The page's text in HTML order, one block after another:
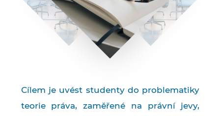
Cílem je uvést studenty do problematiky
teorie práva, zaměřené na právní jevy,